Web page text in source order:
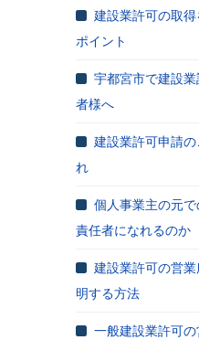
建設業許可の取
ポイント
宇都宮市で建設
者様へ
建設業許可申請
れ
個人事業主の元
責任者になれるのか
建設業許可の営
明する方法
一般建設業許可